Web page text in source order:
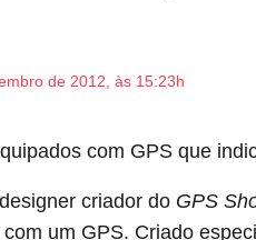
de 2012, às 15:23h
criador do GPS
um GPS. Criado